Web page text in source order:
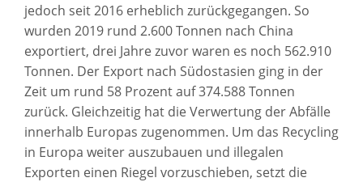
jedoch seit 2016 erheblich zurückgegangen. So
wurden 2019 rund 2.600 Tonnen nach China
exportiert, drei Jahre zuvor waren es noch 562.910
Tonnen. Der Export nach Südostasien ging in der
Zeit um rund 58 Prozent auf 374.588 Tonnen
zurück. Gleichzeitig hat die Verwertung der Abfälle
innerhalb Europas zugenommen. Um das Recycling
in Europa weiter auszubauen und illegalen
Exporten einen Riegel vorzuschieben, setzt die